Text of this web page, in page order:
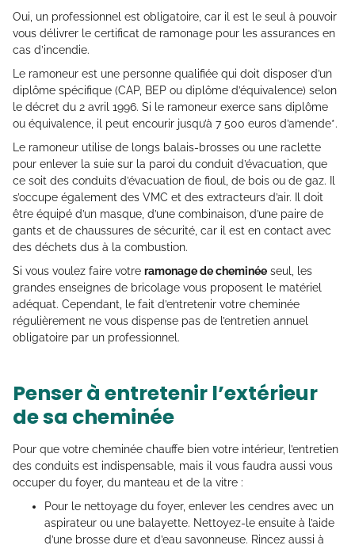
Oui, un professionnel est obligatoire, car il est le seul à pouvoir
vous délivrer le certificat de ramonage pour les assurances en
cas d’incendie.
Le ramoneur est une personne qualifiée qui doit disposer d’un
diplôme spécifique (CAP, BEP ou diplôme d’équivalence) selon
le décret du 2 avril 1996. Si le ramoneur exerce sans diplôme
ou équivalence, il peut encourir jusqu’à 7 500 euros d’amende*.
Le ramoneur utilise de longs balais-brosses ou une raclette
pour enlever la suie sur la paroi du conduit d’évacuation, que
ce soit des conduits d’évacuation de fioul, de bois ou de gaz. Il
s’occupe également des VMC et des extracteurs d’air. Il doit
être équipé d’un masque, d’une combinaison, d’une paire de
gants et de chaussures de sécurité, car il est en contact avec
des déchets dus à la combustion.
Si vous voulez faire votre ramonage de cheminée seul, les
grandes enseignes de bricolage vous proposent le matériel
adéquat. Cependant, le fait d’entretenir votre cheminée
régulièrement ne vous dispense pas de l’entretien annuel
obligatoire par un professionnel.
Penser à entretenir l’extérieur
de sa cheminée
Pour que votre cheminée chauffe bien votre intérieur, l’entretien
des conduits est indispensable, mais il vous faudra aussi vous
occuper du foyer, du manteau et de la vitre :
Pour le nettoyage du foyer, enlever les cendres avec un
aspirateur ou une balayette. Nettoyez-le ensuite à l’aide
d’une brosse dure et d’eau savonneuse. Rincez aussi à